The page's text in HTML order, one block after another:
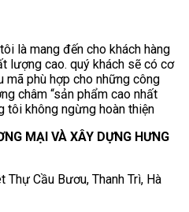
là mang đến cho khách hàng
lượng cao. quý khách sẽ có cơ
mã phù hợp cho những công
châm “sản phẩm cao nhất
tôi không ngừng hoàn thiện
MẠI VÀ XÂY DỰNG HƯNG
Thự Cầu Bươu, Thanh Trì, Hà